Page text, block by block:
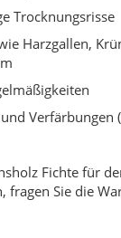
Trocknungsrisse
Harzgallen,
Verfärbungen
Fichte für
fragen Sie die